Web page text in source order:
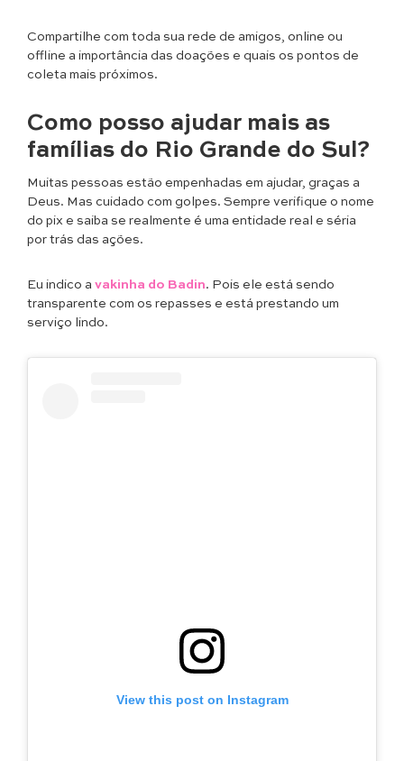
Compartilhe com toda sua rede de amigos, online ou
offline a importância das doações e quais os pontos de
coleta mais próximos.
Como posso ajudar mais as
famílias do Rio Grande do Sul?
Muitas pessoas estão empenhadas em ajudar, graças a
Deus. Mas cuidado com golpes. Sempre verifique o nome
do pix e saiba se realmente é uma entidade real e séria
por trás das ações.
Eu indico a vakinha do Badin. Pois ele está sendo
transparente com os repasses e está prestando um
serviço lindo.
View this post on Instagram